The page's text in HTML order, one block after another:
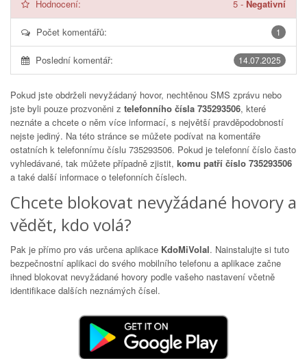
Hodnocení: 5 - Negativní
1
Počet komentářů:
14.07.2025
Poslední komentář:
Pokud jste obdrželi nevyžádaný hovor, nechtěnou SMS zprávu nebo
jste byli pouze prozvoněni z telefonního čísla 735293506, které
neznáte a chcete o něm více informací, s největší pravděpodobností
nejste jediný. Na této stránce se můžete podívat na komentáře
ostatních k telefonnímu číslu 735293506. Pokud je telefonní číslo často
vyhledávané, tak můžete případně zjistit, komu patří číslo 735293506
a také další informace o telefonních číslech.
Chcete blokovat nevyžádané hovory a
vědět, kdo volá?
Pak je přímo pro vás určena aplikace KdoMiVolal. Nainstalujte si tuto
bezpečnostní aplikaci do svého mobilního telefonu a aplikace začne
ihned blokovat nevyžádané hovory podle vašeho nastavení včetně
identifikace dalších neznámých čísel.